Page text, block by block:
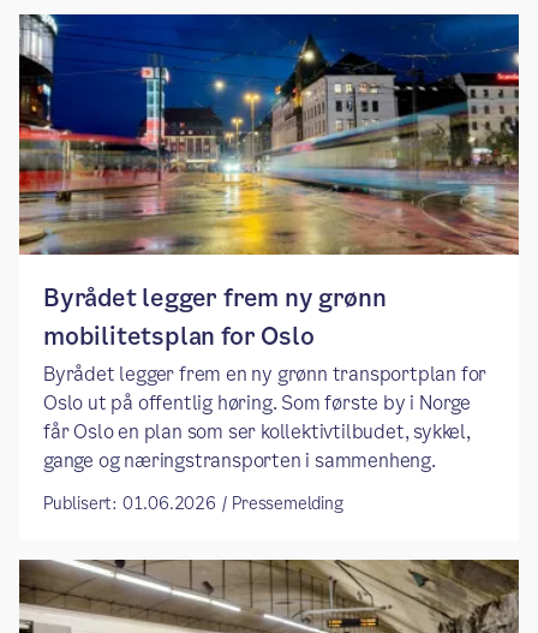
Byrådet legger frem ny grønn
mobilitetsplan for Oslo
​Byrådet legger frem en ny grønn transportplan for
Oslo ut på offentlig høring. Som første by i Norge
får Oslo en plan som ser kollektivtilbudet, sykkel,
gange og næringstransporten i sammenheng.
Publisert: 01.06.2026 / Pressemelding